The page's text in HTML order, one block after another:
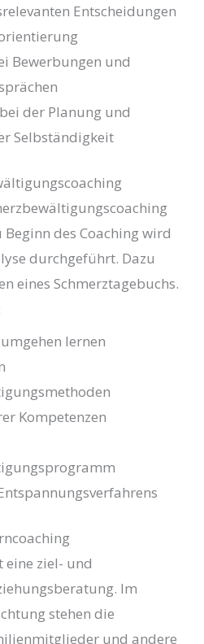
Entscheidungen
Bewerbungen und
der Planung und
Selbständigkeit
des Coaching wird
durchgeführt. Dazu
eines Schmerztagebuchs.
lernen
Kompetenzen
eine ziel- und
Im
stehen die
und andere